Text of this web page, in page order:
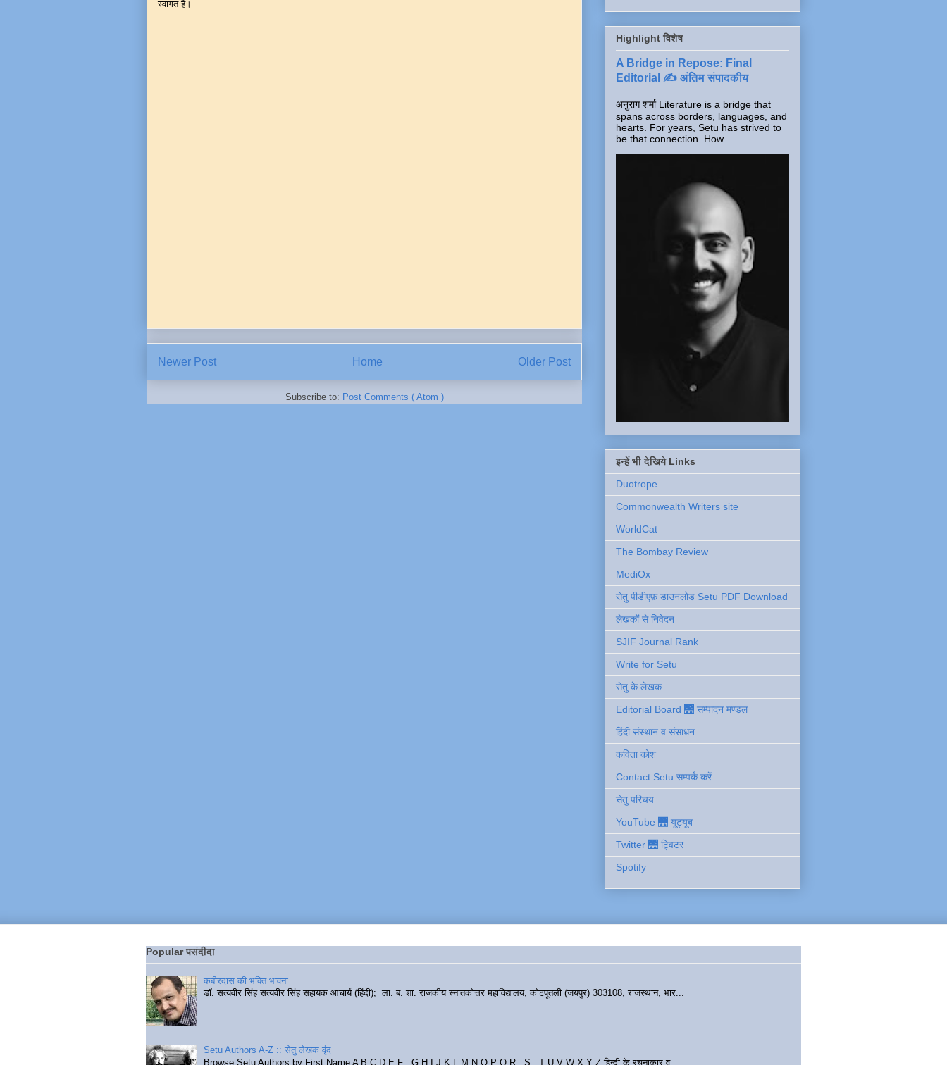
स्वागत है।
Newer Post Older Post
Home
Subscribe to: Post Comments ( Atom )
Highlight विशेष
A Bridge in Repose: Final
Editorial ✍️ अंतिम संपादकीय
अनुराग शर्मा Literature is a bridge that
spans across borders, languages, and
hearts. For years, Setu has strived to
be that connection. How...
इन्हें भी देखिये Links
Duotrope
Commonwealth Writers site
WorldCat
The Bombay Review
MediOx
सेतु पीडीएफ़ डाउनलोड Setu PDF Download
लेखकों से निवेदन
SJIF Journal Rank
Write for Setu
सेतु के लेखक
Editorial Board 🌉 सम्पादन मण्डल
हिंदी संस्थान व संसाधन
कविता कोश
Contact Setu सम्पर्क करें
सेतु परिचय
YouTube 🌉 यूट्यूब
Twitter 🌉 ट्विटर
Spotify
Popular पसंदीदा
कबीरदास की भक्ति भावना
डॉ. सत्यवीर सिंह सत्यवीर सिंह सहायक आचार्य (हिंदी); ला. ब. शा. राजकीय स्नातकोत्तर महाविद्यालय, कोटपूतली (जयपुर) 303108, राजस्थान, भार...
Setu Authors A-Z :: सेतु लेखक वृंद
Browse Setu Authors by First Name A B C D E F G H I J K L M N O P Q R S T U V W X Y Z हिन्दी के रचनाकार व...